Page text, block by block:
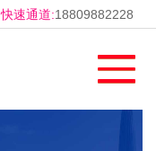
快速通道:18809882228